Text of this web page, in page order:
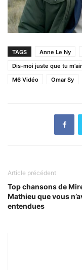
TAGS Anne Le Ny
Dis-moi juste que tu
M6 Vidéo
Omar Sy
Article précédent
Top chansons de
Mathieu que vous
entendues